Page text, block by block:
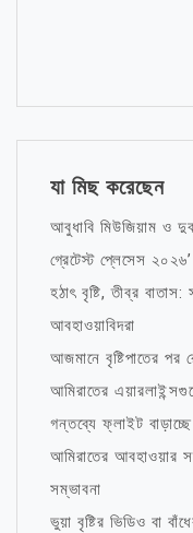
যা মিছ করেছেন
আবুধাবি মিউজিয়াম ও
গ্রেটেস্ট প্লেসেস
হঠাৎ বৃষ্টি, তীব্র
আবহাওয়াবিদরা
আজমানে বৃষ্টিপাতের পর
আমিরাতের
গন্তব্যে ফ্লাইট বাড়াচ্ছে
আমিরাতের আবহাওয়ার
সম্ভাবনা
ভুয়া বৃষ্টির ভিডিও বা